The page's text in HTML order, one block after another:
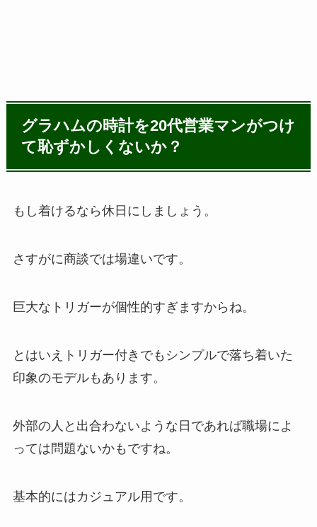
グラハムの時計を20代営業マンがつけ
て恥ずかしくないか？
もし着けるなら休日にしましょう。
さすがに商談では場違いです。
巨大なトリガーが個性的すぎますからね。
とはいえトリガー付きでもシンプルで落ち着いた
印象のモデルもあります。
外部の人と出合わないような日であれば職場によ
っては問題ないかもですね。
基本的にはカジュアル用です。